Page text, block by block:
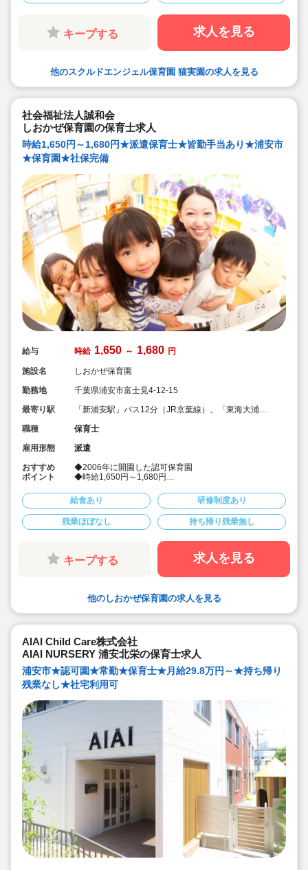
質の高い幼児教育プログラムを提供しております。
キープする 求人を見る
他のスクルドエンジェル保育園 猫実園の求人を見る
社会福祉法人誠和会
しおかぜ保育園の保育士求人
時給1,650円～1,680円★派遣保育士★皆勤手当あり★浦安市
★保育園★社保完備
給与 時給 1,650 ～ 1,680 円
施設名
しおかぜ保育園
勤務地
千葉県浦安市富士見4-12-15
最寄り駅
「新浦安駅」バス12分（JR京葉線）、「東海大浦安
職種
保育士
雇用形態
派遣
おすすめ
ポイント
◆2006年に開園した認可保育園
◆時給1,650円～1,680円
◆社会保険完備！
◆皆勤手当あり♪
◆派遣でのお仕事
◆道路に面した駐車場の上も転倒時に安全なゴムチップ
給食あり 研修制度あり
残業ほぼなし 持ち帰り残業無し
キープする 求人を見る
他のしおかぜ保育園の求人を見る
AIAI Child Care株式会社
AIAI NURSERY 浦安北栄の保育士求人
浦安市★認可園★常勤★保育士★月給29.8万円～★持ち帰り
残業なし★社宅利用可